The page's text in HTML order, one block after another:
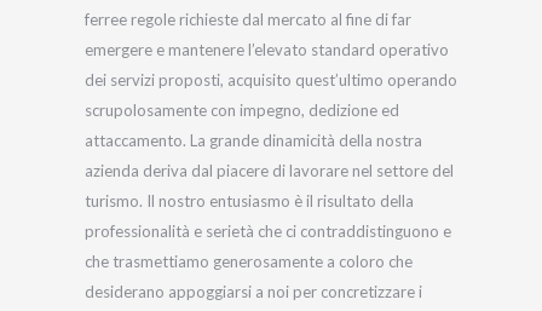
ferree regole richieste dal mercato al fine di far
emergere e mantenere l’elevato standard operativo
dei servizi proposti, acquisito quest’ultimo operando
scrupolosamente con impegno, dedizione ed
attaccamento. La grande dinamicità della nostra
azienda deriva dal piacere di lavorare nel settore del
turismo. Il nostro entusiasmo è il risultato della
professionalità e serietà che ci contraddistinguono e
che trasmettiamo generosamente a coloro che
desiderano appoggiarsi a noi per concretizzare i